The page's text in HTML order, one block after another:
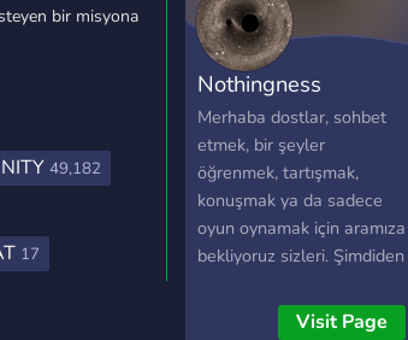
bir misyona
49,182
17
Nothingness
Merhaba dostlar, sohbet
etmek, bir şeyler
öğrenmek, tartışmak,
konuşmak ya da sadece
oyun oynamak için aramıza
bekliyoruz sizleri. Şimdiden
Visit Page